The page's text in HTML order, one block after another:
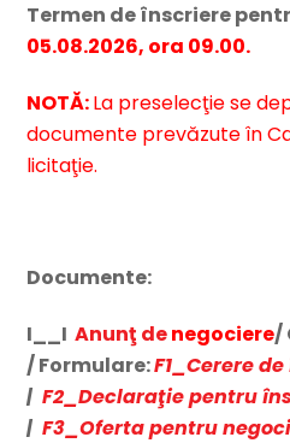
Termen de înscriere
05.08.2026, ora 09.00.
NOTĂ:La preselecţie se
documente prevăzute în
licitaţie.
Documente:
I__IAnunţ denegociere/
/ Formulare:F1_Cerere
|F2_Declaraţie pentru
|F3_Oferta pentru